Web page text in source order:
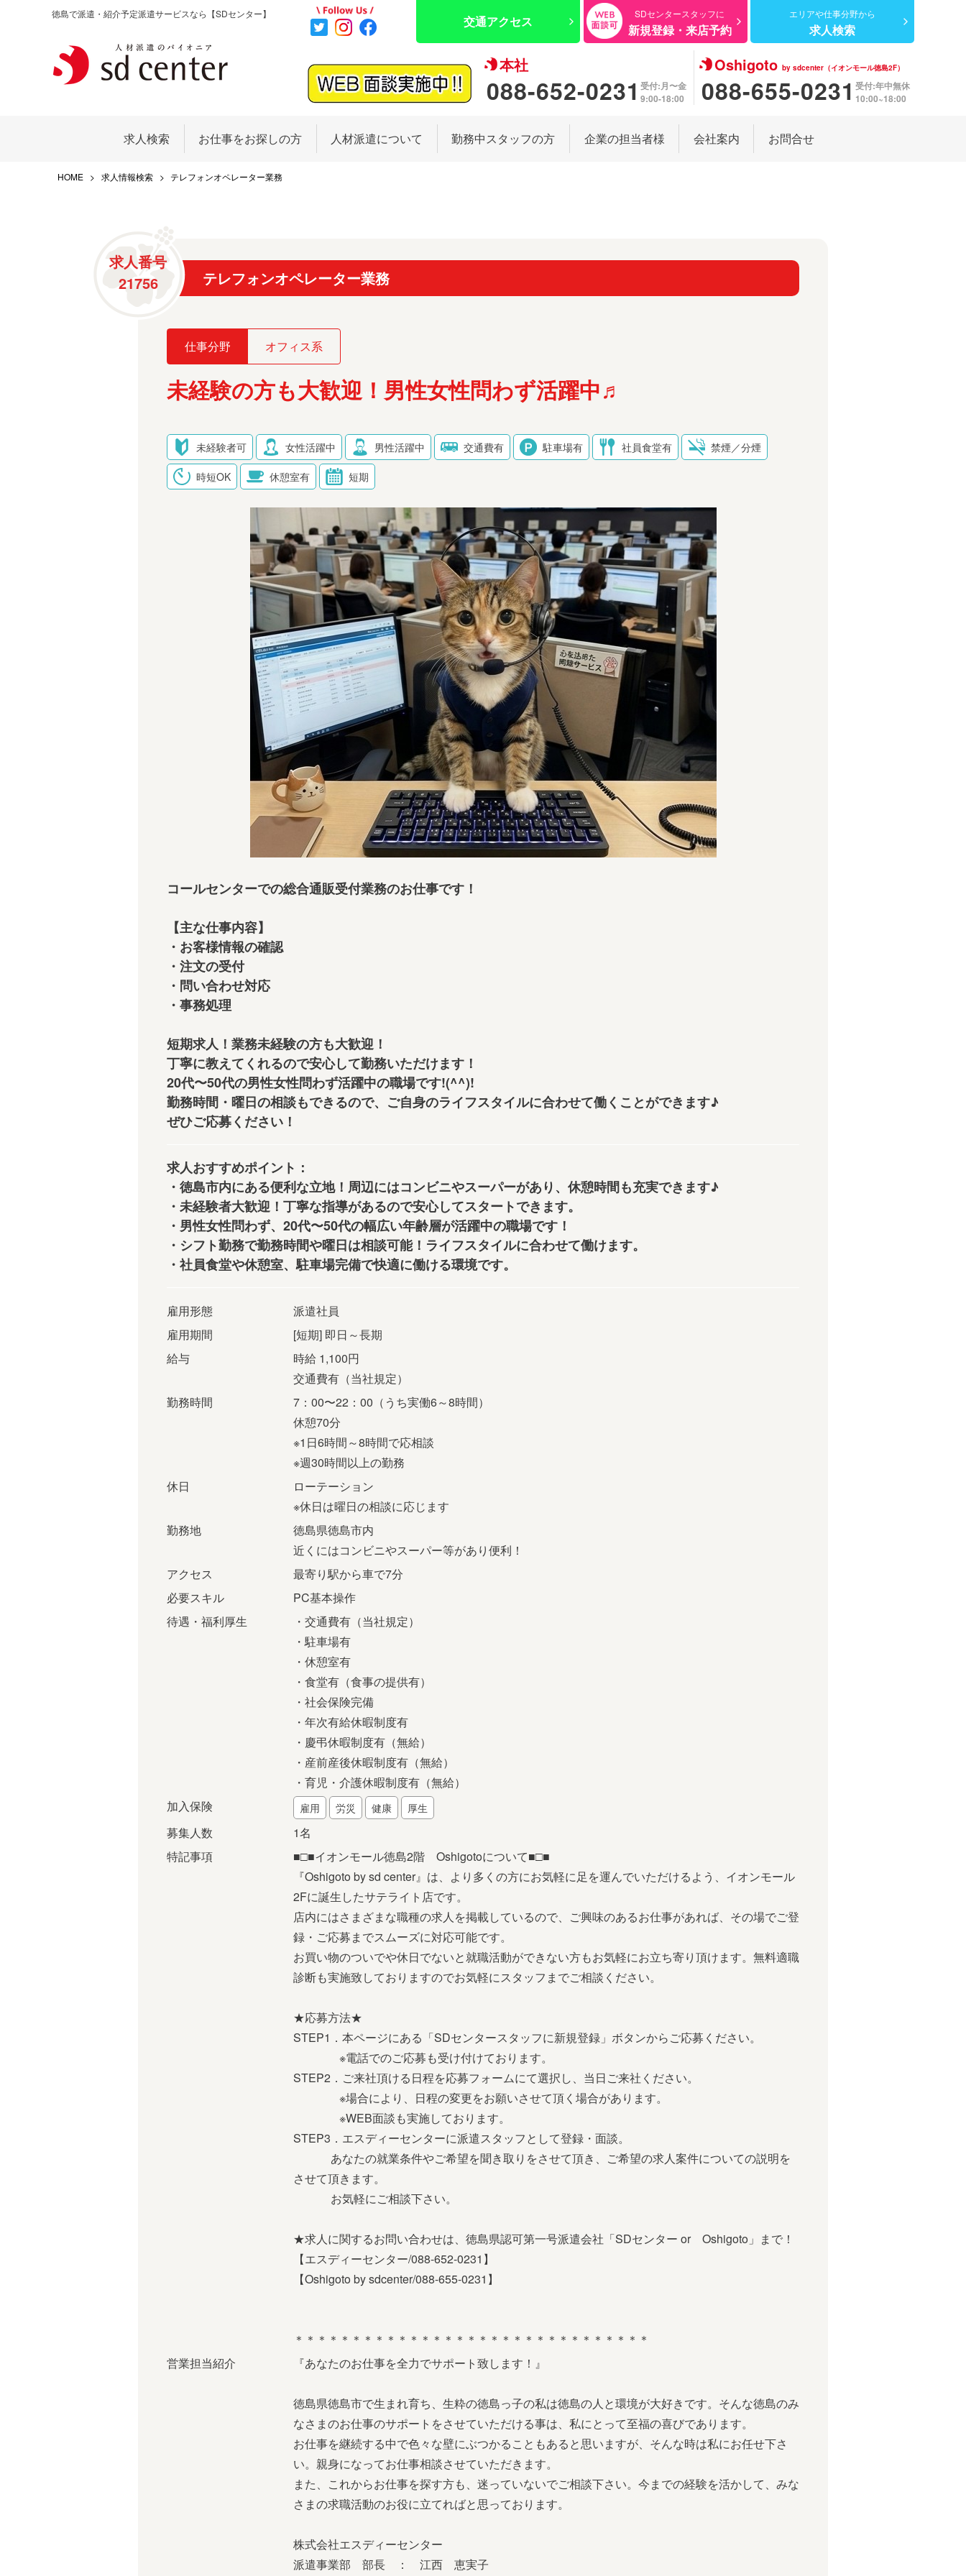
徳島で派遣・紹介予定派遣サービスなら 【SDセンター】 エリアや仕事分野から
求人検索
SDセンタースタッフに
新規登録・来店予約
交通アクセス
本社
088-652-0231受付:月〜金
9:00-18:00
Oshigotoby sdcenter（イオンモール徳島2F）
088-655-0231受付:年中無休
10:00~18:00
求人検索 お仕事をお探しの方 人材派遣について 勤務中スタッフの方 企業の担当者様 会社案内 お問合せ
HOME 求人情報検索 テレフォンオペレーター業務
求人番号
21756
テレフォンオペレーター業務
仕事分野 オフィス系
未経験の方も大歓迎！男性女性問わず活躍中♬
未経験者可 女性活躍中 男性活躍中 交通費有 駐車場有 社員食堂有 禁煙／分煙
時短OK 休憩室有 短期
コールセンターでの総合通販受付業務のお仕事です！
【主な仕事内容】
・お客様情報の確認
・注文の受付
・問い合わせ対応
・事務処理
短期求人！業務未経験の方も大歓迎！
丁寧に教えてくれるので安心して勤務いただけます！
20代〜50代の男性女性問わず活躍中の職場です!(^^)!
勤務時間・曜日の相談もできるので、ご自身のライフスタイルに合わせて働くことができます♪
ぜひご応募ください！
求人おすすめポイント：
・徳島市内にある便利な立地！周辺にはコンビニやスーパーがあり、休憩時間も充実できます♪
・未経験者大歓迎！丁寧な指導があるので安心してスタートできます。
・男性女性問わず、20代〜50代の幅広い年齢層が活躍中の職場です！
・シフト勤務で勤務時間や曜日は相談可能！ライフスタイルに合わせて働けます。
・社員食堂や休憩室、駐車場完備で快適に働ける環境です。
雇用形態
派遣社員
雇用期間
[短期] 即日～長期
給与
時給 1,100円
交通費有（当社規定）
勤務時間
7：00〜22：00（うち実働6～8時間）
休憩70分
※1日6時間～8時間で応相談
※週30時間以上の勤務
休日
ローテーション
※休日は曜日の相談に応じます
勤務地
徳島県徳島市内
近くにはコンビニやスーパー等があり便利！
アクセス
最寄り駅から車で7分
必要スキル
PC基本操作
待遇・福利厚生
・交通費有（当社規定）
・駐車場有
・休憩室有
・食堂有（食事の提供有）
・社会保険完備
・年次有給休暇制度有
・慶弔休暇制度有（無給）
・産前産後休暇制度有（無給）
・育児・介護休暇制度有（無給）
加入保険
雇用 労災 健康 厚生
募集人数
1名
特記事項
■□■イオンモール徳島2階 Oshigotoについて■□■
『Oshigoto by sd center』は、より多くの方にお気軽に足を運んでいただけるよう、イオンモール
2Fに誕生したサテライト店です。
店内にはさまざまな職種の求人を掲載しているので、ご興味のあるお仕事があれば、その場でご登
録・ご応募までスムーズに対応可能です。
お買い物のついでや休日でないと就職活動ができない方もお気軽にお立ち寄り頂けます。無料適職
診断も実施致しておりますのでお気軽にスタッフまでご相談ください。
★応募方法★
STEP1．本ページにある「SDセンタースタッフに新規登録」ボタンからご応募ください。
※電話でのご応募も受け付けております。
STEP2．ご来社頂ける日程を応募フォームにて選択し、当日ご来社ください。
※場合により、日程の変更をお願いさせて頂く場合があります。
※WEB面談も実施しております。
STEP3．エスディーセンターに派遣スタッフとして登録・面談。
あなたの就業条件やご希望を聞き取りをさせて頂き、ご希望の求人案件についての説明を
させて頂きます。
お気軽にご相談下さい。
★求人に関するお問い合わせは、徳島県認可第一号派遣会社「SDセンター or Oshigoto」まで！
【エスディーセンター/088-652-0231】
【Oshigoto by sdcenter/088-655-0231】
＊＊＊＊＊＊＊＊＊＊＊＊＊＊＊＊＊＊＊＊＊＊＊＊＊＊＊＊＊＊＊
営業担当紹介
『あなたのお仕事を全力でサポート致します！』
徳島県徳島市で生まれ育ち、生粋の徳島っ子の私は徳島の人と環境が大好きです。そんな徳島のみ
なさまのお仕事のサポートをさせていただける事は、私にとって至福の喜びであります。
お仕事を継続する中で色々な壁にぶつかることもあると思いますが、そんな時は私にお任せ下さ
い。親身になってお仕事相談させていただきます。
また、これからお仕事を探す方も、迷っていないでご相談下さい。今までの経験を活かして、みな
さまの求職活動のお役に立てればと思っております。
株式会社エスディーセンター
派遣事業部 部長 ： 江西 恵実子